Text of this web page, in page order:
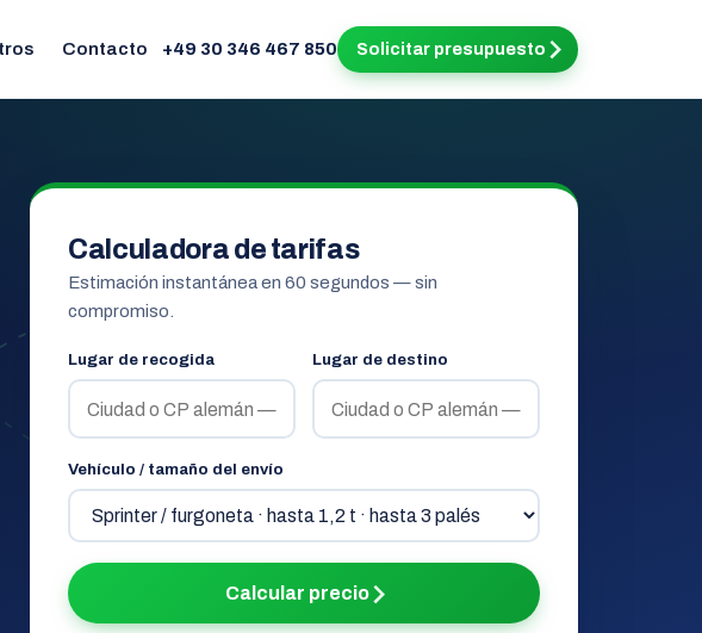
Contacto +49 30 346 467 850 Solicitar presupuesto
Calculadora de tarifas
Estimación instantánea en 60 segundos — sin
compromiso.
Lugar de recogida Lugar de destino
Vehículo / tamaño del envío
Calcular precio